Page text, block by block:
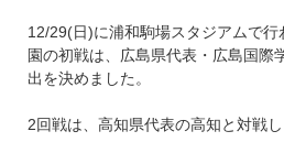
12/29(日)に浦和駒場スタジアムで
園の初戦は、広島県代表・広島国際
出を決めました。
2回戦は、高知県代表の高知と対戦し